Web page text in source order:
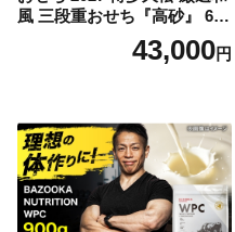
風 三段重おせち『高砂』 6.5
寸 3段重 2～3人前 おせち料
理 重箱 お正月 冷凍おせち 縁
ち 本格おせち おせち予約 年
末 年始 お取り寄せ 新春 贅沢
おせち こだわりおせち 惣菜
老舗おせち ふるさと納税お
せち 御節 お節料理 正月 調理
不要 おせち料理2027
43,000円